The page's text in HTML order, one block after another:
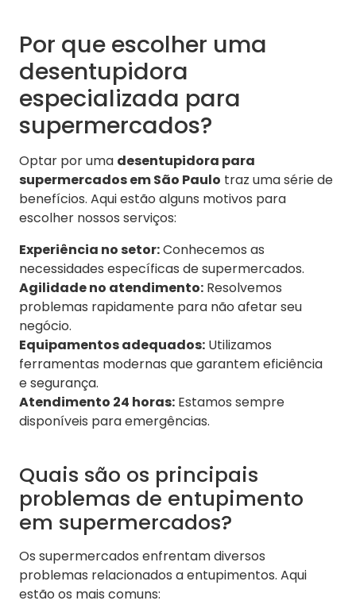
Por que escolher uma
desentupidora
especializada para
supermercados?
Optar por uma desentupidora para
supermercados em São Paulo traz uma série de
benefícios. Aqui estão alguns motivos para
escolher nossos serviços:
Experiência no setor:Conhecemos as
necessidades específicas de supermercados.
Agilidade no atendimento: Resolvemos
problemas rapidamente para não afetar seu
negócio.
Equipamentos adequados: Utilizamos
ferramentas modernas que garantem eficiência
e segurança.
Atendimento 24 horas: Estamos sempre
disponíveis para emergências.
Quais são os principais
problemas de entupimento
em supermercados?
Os supermercados enfrentam diversos
problemas relacionados a entupimentos. Aqui
estão os mais comuns: